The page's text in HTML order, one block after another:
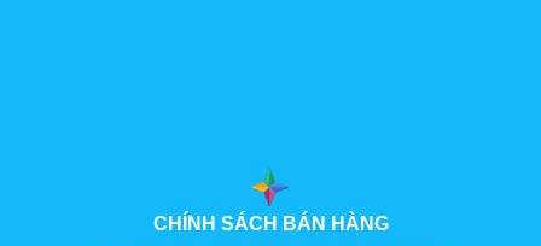
CHÍNH SÁCH BÁN HÀNG